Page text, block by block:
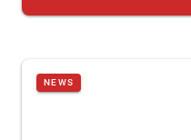
NEWS